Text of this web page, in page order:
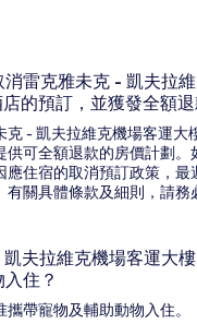
雷克雅未克 - 凱夫拉
店的預訂，並獲發全額退
克 - 凱夫拉維克機場客運大
供可全額退款的房價計劃。
應住宿的取消預訂政策，最
有關具體條款及細則，請務
夫拉維克機場客運大
住？
帶寵物及輔助動物入住。